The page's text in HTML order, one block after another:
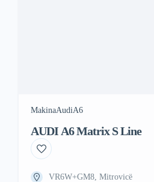
MakinaAudiA6
AUDI A6 Matrix S Line
VR6W+GM8, Mitrovicë